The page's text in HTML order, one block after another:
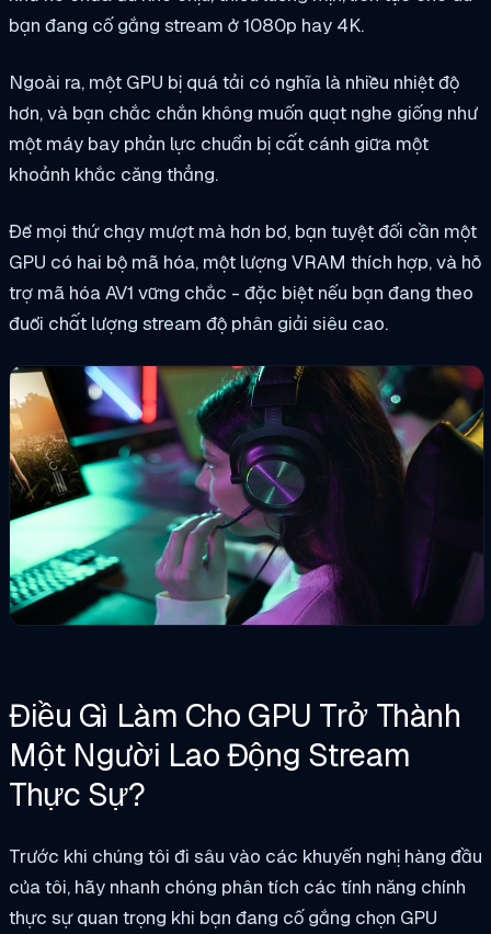
bạn đang cố gắng stream ở 1080p hay 4K.
Ngoài ra, một GPU bị quá tải có nghĩa là nhiều nhiệt độ
hơn, và bạn chắc chắn không muốn quạt nghe giống như
một máy bay phản lực chuẩn bị cất cánh giữa một
khoảnh khắc căng thẳng.
Để mọi thứ chạy mượt mà hơn bơ, bạn tuyệt đối cần một
GPU có hai bộ mã hóa, một lượng VRAM thích hợp, và hỗ
trợ mã hóa AV1 vững chắc - đặc biệt nếu bạn đang theo
đuổi chất lượng stream độ phân giải siêu cao.
Điều Gì Làm Cho GPU Trở Thành
Một Người Lao Động Stream
Thực Sự?
Trước khi chúng tôi đi sâu vào các khuyến nghị hàng đầu
của tôi, hãy nhanh chóng phân tích các tính năng chính
thực sự quan trọng khi bạn đang cố gắng chọn GPU